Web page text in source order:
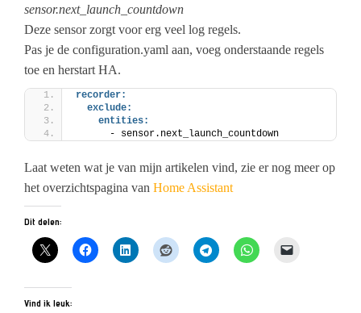
sensor.next_launch_countdown
Deze sensor zorgt voor erg veel log regels.
Pas je de configuration.yaml aan, voeg onderstaande regels
toe en herstart HA.
recorder:
exclude:
entities:
      - sensor.next_launch_countdown
Laat weten wat je van mijn artikelen vind, zie er nog meer op
het overzichtspagina van Home Assistant
Dit delen:
Vind ik leuk: